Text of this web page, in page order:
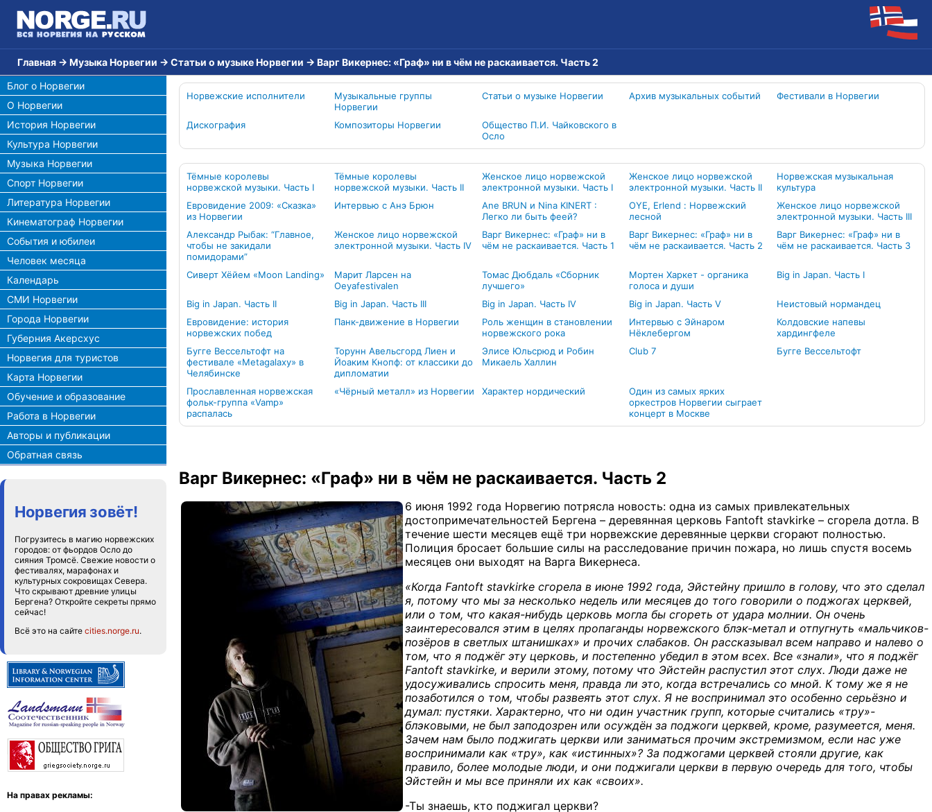
Главная → Музыка Норвегии → Статьи о музыке Норвегии → Варг Викернес: «Граф» ни в чём не раскаивается. Часть 2
Блог о Норвегии
О Норвегии
История Норвегии
Культура Норвегии
Музыка Норвегии
Спорт Норвегии
Литература Норвегии
Кинематограф Норвегии
События и юбилеи
Человек месяца
Календарь
СМИ Норвегии
Города Норвегии
Губерния Акерсхус
Норвегия для туристов
Карта Норвегии
Обучение и образование
Работа в Норвегии
Авторы и публикации
Обратная связь
Норвегия зовёт!
Погрузитесь в магию норвежских
городов: от фьордов Осло до
сияния Тромсё. Свежие новости о
фестивалях, марафонах и
культурных сокровищах Севера.
Что скрывают древние улицы
Бергена? Откройте секреты прямо
сейчас!
Всё это на сайте cities.norge.ru.
На правах рекламы:
Норвежские исполнители
Музыкальные группы
Норвегии
Статьи о музыке Норвегии Архив музыкальных событий Фестивали в Норвегии
Дискография Композиторы Норвегии
Общество П.И. Чайковского в
Осло
Тёмные королевы
норвежской музыки. Часть I
Тёмные королевы
норвежской музыки. Часть II
Женское лицо норвежской
электронной музыки. Часть I
Женское лицо норвежской
электронной музыки. Часть II
Норвежская музыкальная
культура
Евровидение 2009: «Сказка»
из Норвегии
Интервью с Анэ Брюн
Ane BRUN и Nina KINERT :
Легко ли быть феей?
OYE, Erlend : Норвежский
лесной
Женское лицо норвежской
электронной музыки. Часть III
Александр Рыбак: “Главное,
чтобы не закидали
помидорами”
Женское лицо норвежской
электронной музыки. Часть IV
Варг Викернес: «Граф» ни в
чём не раскаивается. Часть 1
Варг Викернес: «Граф» ни в
чём не раскаивается. Часть 2
Варг Викернес: «Граф» ни в
чём не раскаивается. Часть 3
Сиверт Хёйем «Moon Landing»
Марит Ларсен на
Oeyafestivalen
Томас Дюбдаль «Сборник
лучшего»
Мортен Харкет - органика
голоса и души
Big in Japan. Часть I
Big in Japan. Часть II Big in Japan. Часть III Big in Japan. Часть IV Big in Japan. Часть V
Неистовый нормандец
Евровидение: история
норвежских побед
Панк-движение в Норвегии
Роль женщин в становлении
норвежского рока
Интервью с Эйнаром
Нёклебергом
Колдовские напевы
хардингфеле
Бугге Вессельтофт на
фестивале «Metagalaxy» в
Челябинске
Торунн Авельсгорд Лиен и
Йоаким Кнопф: от классики до
дипломатии
Элисе Юльсрюд и Робин
Микаель Халлин
Club 7 Бугге Вессельтофт
Прославленная норвежская
фольк-группа «Vamp»
распалась
«Чёрный металл» из Норвегии Характер нордический
Один из самых ярких
оркестров Норвегии сыграет
концерт в Москве
Варг Викернес: «Граф» ни в чём не раскаивается. Часть 2
6 июня 1992 года Норвегию потрясла новость: одна из самых привлекательных
достопримечательностей Бергена – деревянная церковь Fantoft stavkirke – сгорела дотла. В
течение шести месяцев ещё три норвежские деревянные церкви сгорают полностью.
Полиция бросает большие силы на расследование причин пожара, но лишь спустя восемь
месяцев они выходят на Варга Викернеса.
«Когда Fantoft stavkirke сгорела в июне 1992 года, Эйстейну пришло в голову, что это сделал
я, потому что мы за несколько недель или месяцев до того говорили о поджогах церквей,
или о том, что какая-нибудь церковь могла бы сгореть от удара молнии. Он очень
заинтересовался этим в целях пропаганды норвежского блэк-метал и отпугнуть «мальчиков-
позёров в светлых штанишках» и прочих слабаков. Он рассказывал всем направо и налево о
том, что я поджёг эту церковь, и постепенно убедил в этом всех. Все «знали», что я поджёг
Fantoft stavkirke, и верили этому, потому что Эйстейн распустил этот слух. Люди даже не
удосуживались спросить меня, правда ли это, когда встречались со мной. К тому же я не
позаботился о том, чтобы развеять этот слух. Я не воспринимал это особенно серьёзно и
думал: пустяки. Характерно, что ни один участник групп, которые считались «тру»-
блэковыми, не был заподозрен или осуждён за поджоги церквей, кроме, разумеется, меня.
Зачем нам было поджигать церкви или заниматься прочим экстремизмом, если нас уже
воспринимали как «тру», как «истинных»? За поджогами церквей стояли другие, как
правило, более молодые люди, и они поджигали церкви в первую очередь для того, чтобы
Эйстейн и мы все приняли их как «своих».
-Ты знаешь, кто поджигал церкви?